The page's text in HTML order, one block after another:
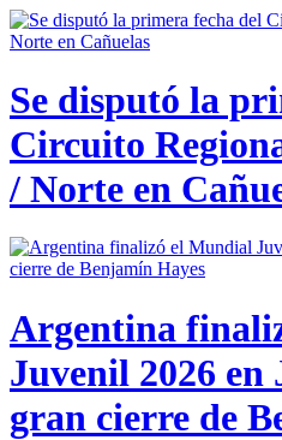
Se disputó la
Circuito
/ Norte en
Argentina
Juvenil 2026 en
gran cierre de